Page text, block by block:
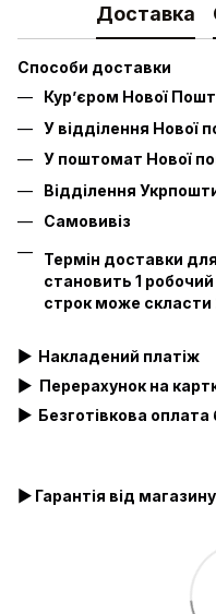
Доставка
Способи доставки
Кур’єром Нової
У відділення Нової
У поштомат Нової
Відділення
Самовивіз
Термін доставки
становить 1
строк може скласти
▶ Накладений платіж
▶ Перерахунок на
▶ Безготівкова
▶ Гарантія від магазину